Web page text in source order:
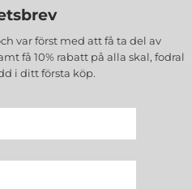
var först med att få ta del av
få 10% rabatt på alla skal, fodral
i ditt första köp.